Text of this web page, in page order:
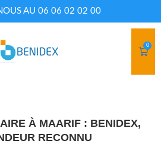
AU 06 06 02 02 00
0
À MAARIF : BENIDEX,
RECONNU